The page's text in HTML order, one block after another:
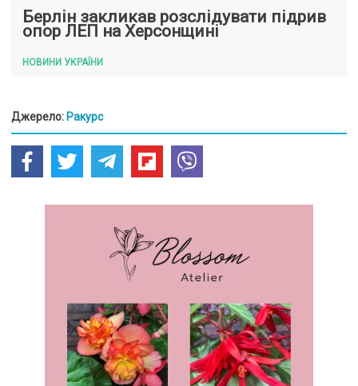
Берлін закликав розслідувати підрив
опор ЛЕП на Херсонщині
НОВИНИ УКРАЇНИ
Джерело: Ракурс